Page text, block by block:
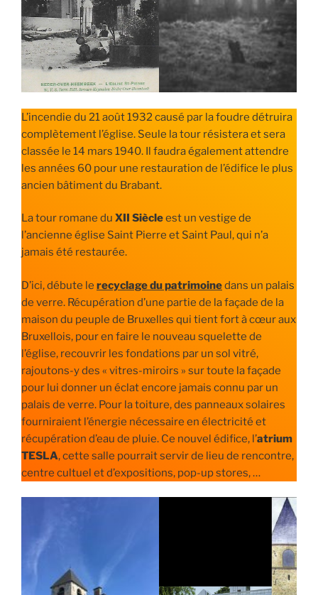
L’incendie du 21 août 1932 causé par la foudre détruira
complètement l’église. Seule la tour résistera et sera
classée le 14 mars 1940. Il faudra également attendre
les années 60 pour une restauration de l’édifice le plus
ancien bâtiment du Brabant.
La tour romane du XII Siècleest un vestige de
l’ancienne église Saint Pierre et Saint Paul, qui n’a
jamais été restaurée.
D’ici, débute le recyclage du patrimoinedans un palais
de verre. Récupération d’une partie de la façade de la
maison du peuple de Bruxelles qui tient fort à cœur aux
Bruxellois, pour en faire le nouveau squelette de
l’église, recouvrir les fondations par un sol vitré,
rajoutons-y des « vitres-miroirs » sur toute la façade
pour lui donner un éclat encore jamais connu par un
palais de verre. Pour la toiture, des panneaux solaires
fourniraient l’énergie nécessaire en électricité et
récupération d’eau de pluie. Ce nouvel édifice, l’atrium
TESLA, cette salle pourrait servir de lieu de rencontre,
centre cultuel et d’expositions, pop-up stores, …